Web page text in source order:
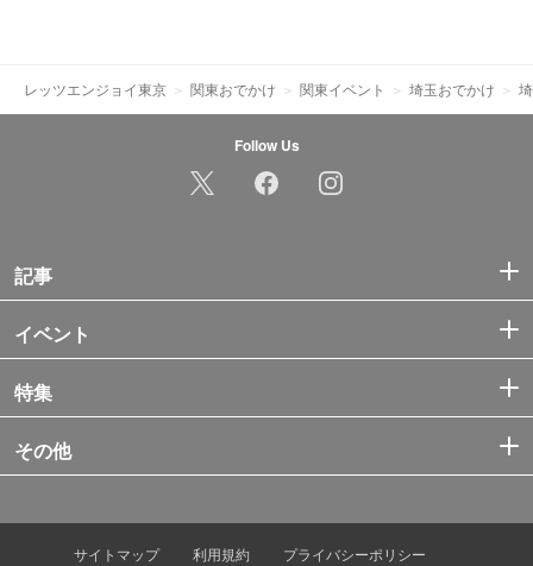
レッツエンジョイ東京 関東おでかけ 関東イベント 埼玉おでかけ
Follow Us
記事
イベント
特集
その他
サイトマップ 利用規約 プライバシーポリシー